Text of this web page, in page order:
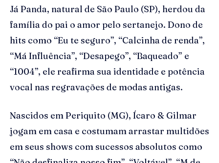
Já Panda, natural de São Paulo (SP), herdou da
família do pai o amor pelo sertanejo. Dono de
hits como “Eu te seguro”, “Calcinha de renda”,
“Má Influência”, “Desapego”, “Baqueado” e
“1004”, ele reafirma sua identidade e potência
vocal nas regravações de modas antigas.
Nascidos em Periquito (MG), Ícaro & Gilmar
jogam em casa e costumam arrastar multidões
em seus shows com sucessos absolutos como